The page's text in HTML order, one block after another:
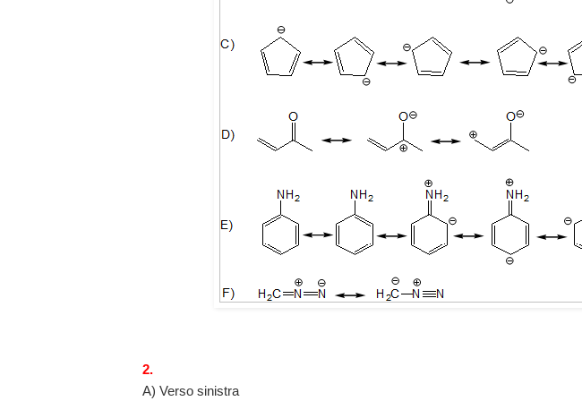
2.
A) Verso sinistra